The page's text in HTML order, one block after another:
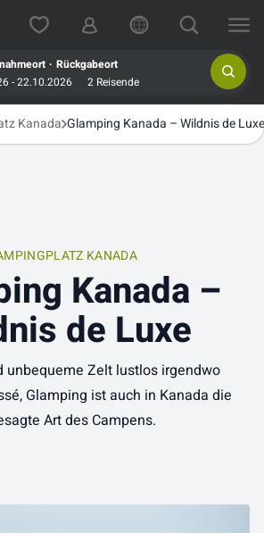
. Rückgabeort
- 22.10.2026
2 Reisende
Kanada Glamping Kanada – Wildnis de Luxe
KANADA
Kanada –
de Luxe
unbequeme Zelt lustlos irgendwo
Glamping ist auch in Kanada die
Art des Campens.